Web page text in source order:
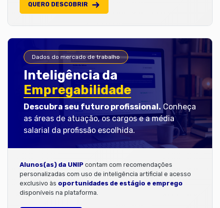
QUERO DESCOBRIR
Dados do mercado de trabalho
Inteligência da
Empregabilidade
Descubra seu futuro profissional. Conheça
as áreas de atuação, os cargos e a média
salarial da profissão escolhida.
Alunos(as) da UNIP contam com recomendações
personalizadas com uso de inteligência artificial e acesso
exclusivo às oportunidades de estágio e emprego
disponíveis na plataforma.